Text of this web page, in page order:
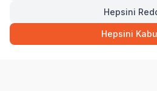
Ovacık Mah. Hacıoğlu Sok. No:13
Müşteri Destek Hattı
Hepsini
Hepsini